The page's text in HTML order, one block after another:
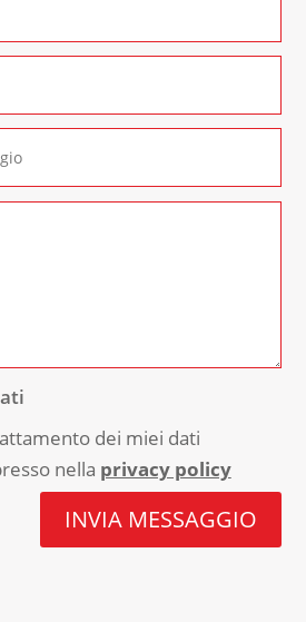
dei miei dati
nella privacy policy
INVIA MESSAGGIO